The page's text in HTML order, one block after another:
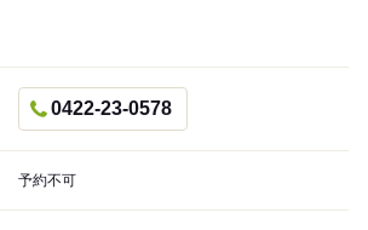
0422-23-0578
予約不可